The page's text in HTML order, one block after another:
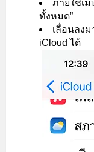
ภายใช้เม
ทั้งหมด”
เลื่อนลงม
iCloud ได้